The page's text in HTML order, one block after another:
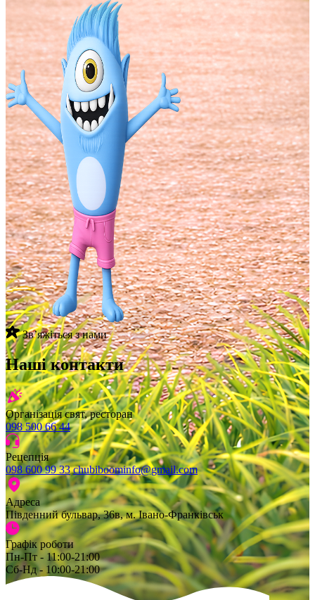
Звʼяжіться з нами
Наші контакти
Організація свят, ресторан
098 500 66 44
Рецепція
098 600 99 33 chubiboominfo@gmail.com
Адреса
Південний бульвар, 36в, м. Івано-Франківськ
Графік роботи
Пн-Пт - 11:00-21:00
Сб-Нд - 10:00-21:00